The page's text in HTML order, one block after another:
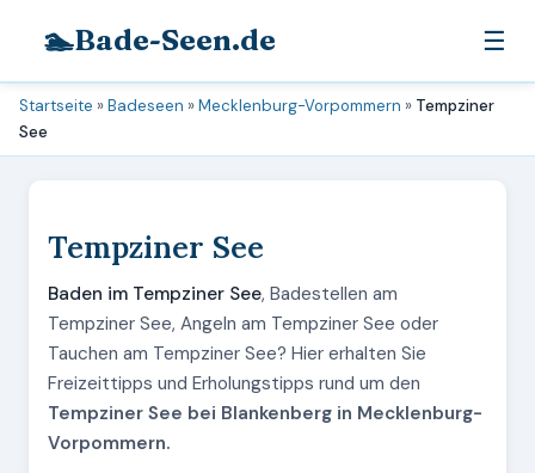
🏊Bade-Seen.de ☰
Startseite »Badeseen »Mecklenburg-Vorpommern » Tempziner
See
Tempziner See
Baden im Tempziner See, Badestellen am
Tempziner See, Angeln am Tempziner See oder
Tauchen am Tempziner See? Hier erhalten Sie
Freizeittipps und Erholungstipps rund um den
Tempziner See bei Blankenberg in Mecklenburg-
Vorpommern.